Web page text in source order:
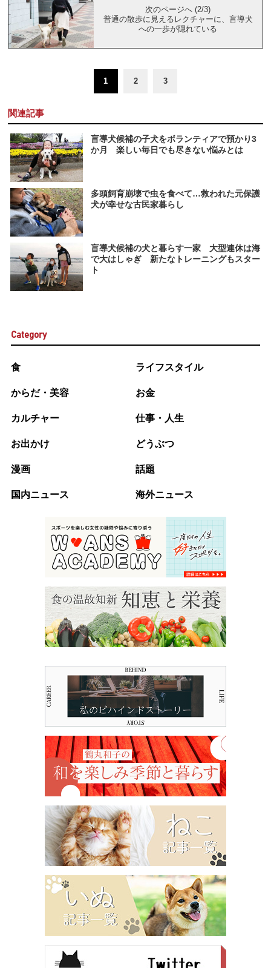
次のページへ (2/3)
普通の散歩に見えるレクチャーに、盲導犬
への一歩が隠れている
1 2 3
関連記事
盲導犬候補の子犬をボランティアで預かり3
か月 楽しい毎日でも尽きない悩みとは
多頭飼育崩壊で虫を食べて…救われた元保護
犬が幸せな古民家暮らし
盲導犬候補の犬と暮らす一家 大型連休は海
で大はしゃぎ 新たなトレーニングもスター
ト
Category
食 ライフスタイル
からだ・美容 お金
カルチャー 仕事・人生
お出かけ どうぶつ
漫画 話題
国内ニュース 海外ニュース